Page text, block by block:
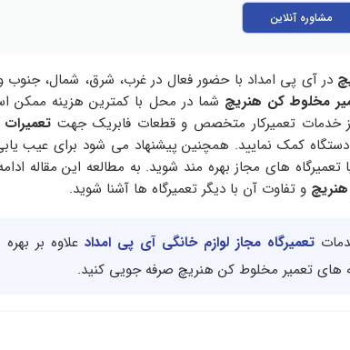
مشاوره آنلاین
در آی پی امداد با حضور فعال در غرب، شرق، شمال، جنوب و
مخلوط کن هنریچ شما در محل با کمترین هزینه ممکن
از خدمات تعمیرکار متخصص و قطعات فابریک جهت
کمک نمایید. همچنین پیشنهاد می شود برای عیب
تعمیرگاه های مجاز بهره مند شوید. به مطالعه این مقاله
و تفاوت آن با دیگر تعمیرگاه ها آشنا شوید.
تعمیرگاه مجاز لوازم خانگی آی پی امداد علاوه بر